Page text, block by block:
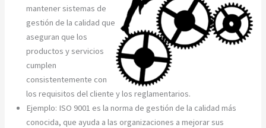
mantener sistemas de
gestión de la calidad que
aseguran que los
productos y servicios
cumplen
consistentemente con
los requisitos del cliente y los reglamentarios.
Ejemplo: ISO 9001 es la norma de gestión de la calidad más
conocida, que ayuda a las organizaciones a mejorar sus